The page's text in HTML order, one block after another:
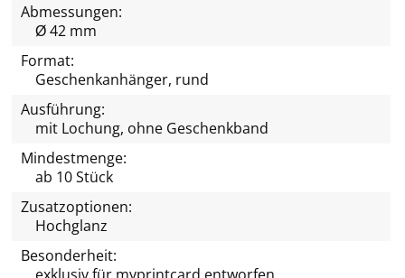
Abmessungen:
Ø 42 mm
Format:
Geschenkanhänger, rund
Ausführung:
mit Lochung, ohne Geschenkband
Mindestmenge:
ab 10 Stück
Zusatzoptionen:
Hochglanz
Besonderheit:
exklusiv für myprintcard entworfen